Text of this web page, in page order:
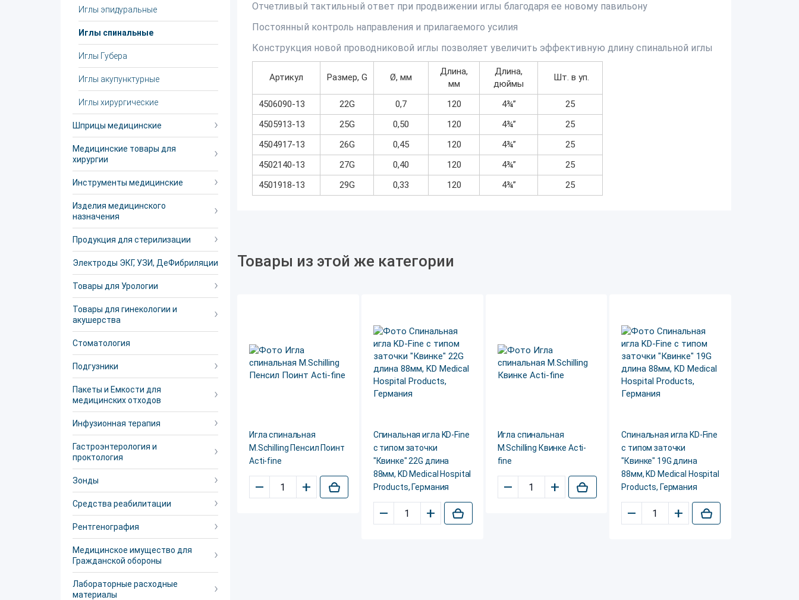
Иглы эпидуральные
Иглы спинальные
Иглы Губера
Иглы акупунктурные
Иглы хирургические
Шприцы медицинские
Медицинские товары для
хирургии
Инструменты медицинские
Изделия медицинского
назначения
Продукция для стерилизации
Электроды ЭКГ, УЗИ, ДеФибриляции
Товары для Урологии
Товары для гинекологии и
акушерства
Стоматология
Подгузники
Пакеты и Емкости для
медицинских отходов
Инфузионная терапия
Гастроэнтерология и
проктология
Зонды
Средства реабилитации
Рентгенография
Медицинское имущество для
Гражданской обороны
Лабораторные расходные
материалы
Отчетливый тактильный ответ при продвижении иглы благодаря ее новому павильону
Постоянный контроль направления и прилагаемого усилия
Конструкция новой проводниковой иглы позволяет увеличить эффективную длину спинальной иглы
Артикул Размер, G Ø, мм
Длина,
мм
Длина,
дюймы
Шт. в уп.
4506090-13 22G 0,7 120 4¾”
25
4505913-13
25G 0,50 120 4¾”
25
4504917-13
26G 0,45 120 4¾”
25
4502140-13
27G 0,40 120 4¾”
25
4501918-13
29G 0,33 120 4¾” 25
Товары из этой же категории
Игла спинальная
M.Schilling Пенсил Поинт
Acti-fine
– +
Спинальная игла KD-Fine
с типом заточки
"Квинке" 22G длина
88мм, KD Medical Hospital
Products, Германия
– +
Игла спинальная
M.Schilling Квинке Acti-
fine
– +
Спинальная игла KD-Fine
с типом заточки
"Квинке" 19G длина
88мм, KD Medical Hospital
Products, Германия
– +